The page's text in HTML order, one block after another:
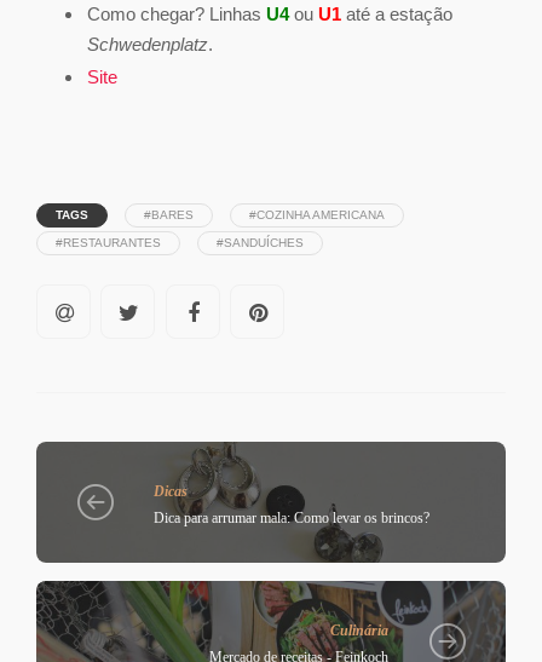
Como chegar? Linhas U4ou U1 até a estação
Schwedenplatz.
Site
TAGS #BARES #COZINHA AMERICANA
#RESTAURANTES #SANDUÍCHES
Dicas
Dica para arrumar mala: Como levar os brincos?
Culinária
Mercado de receitas - Feinkoch